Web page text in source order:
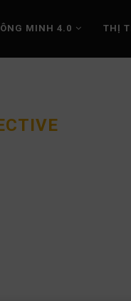
MINH 4.0 THỊ